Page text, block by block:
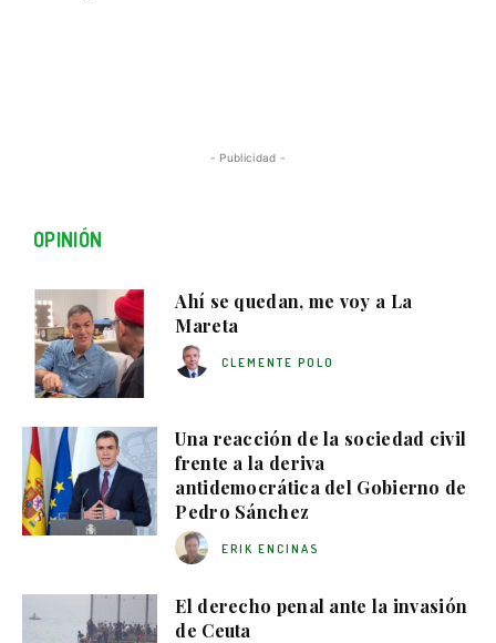
- Publicidad -
OPINIÓN
Ahí se quedan, me voy a La
Mareta
CLEMENTE POLO
Una reacción de la sociedad civil
frente a la deriva
antidemocrática del Gobierno de
Pedro Sánchez
ERIK ENCINAS
El derecho penal ante la invasión
de Ceuta